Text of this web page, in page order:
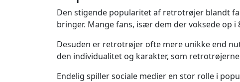
Den stigende popularitet af retrotrøjer blandt
bringer. Mange fans, især dem der voksede op
Desuden er retrotrøjer ofte mere unikke end
den individualitet og karakter, som
Endelig spiller sociale medier en stor rolle i